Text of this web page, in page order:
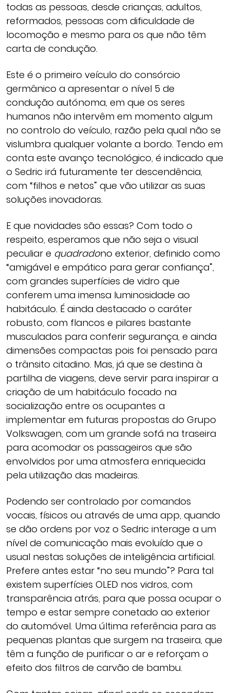
todas as pessoas, desde crianças, adultos,
reformados, pessoas com dificuldade de
locomoção e mesmo para os que não têm
carta de condução.
Este é o primeiro veículo do consórcio
germânico a apresentar o nível 5 de
condução autónoma, em que os seres
humanos não intervêm em momento algum
no controlo do veículo, razão pela qual não se
vislumbra qualquer volante a bordo. Tendo em
conta este avanço tecnológico, é indicado que
o Sedric irá futuramente ter descendência,
com “filhos e netos” que vão utilizar as suas
soluções inovadoras.
E que novidades são essas? Com todo o
respeito, esperamos que não seja o visual
peculiar e quadradono exterior, definido como
“amigável e empático para gerar confiança”,
com grandes superfícies de vidro que
conferem uma imensa luminosidade ao
habitáculo. É ainda destacado o caráter
robusto, com flancos e pilares bastante
musculados para conferir segurança, e ainda
dimensões compactas pois foi pensado para
o trânsito citadino. Mas, já que se destina à
partilha de viagens, deve servir para inspirar a
criação de um habitáculo focado na
socialização entre os ocupantes a
implementar em futuras propostas do Grupo
Volkswagen, com um grande sofá na traseira
para acomodar os passageiros que são
envolvidos por uma atmosfera enriquecida
pela utilização das madeiras.
Podendo ser controlado por comandos
vocais, físicos ou através de uma app, quando
se dão ordens por voz o Sedric interage a um
nível de comunicação mais evoluído que o
usual nestas soluções de inteligência artificial.
Prefere antes estar “no seu mundo”? Para tal
existem superfícies OLED nos vidros, com
transparência atrás, para que possa ocupar o
tempo e estar sempre conetado ao exterior
do automóvel. Uma última referência para as
pequenas plantas que surgem na traseira, que
têm a função de purificar o ar e reforçam o
efeito dos filtros de carvão de bambu.